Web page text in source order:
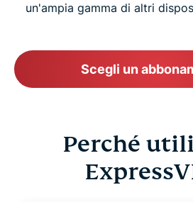
un'ampia gamma di altri
Scegli un
Perché